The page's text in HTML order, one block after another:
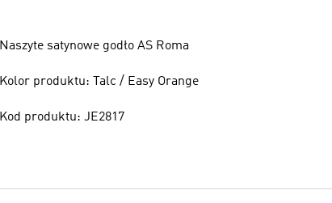
Naszyte satynowe godło AS Roma
Kolor produktu: Talc / Easy Orange
Kod produktu: JE2817